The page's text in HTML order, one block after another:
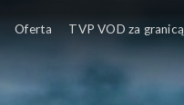
Oferta TVP VOD za granicą